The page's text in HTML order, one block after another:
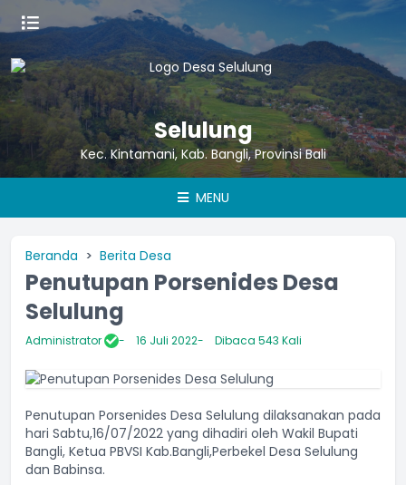
Selulung
Kec. Kintamani, Kab. Bangli, Provinsi Bali
MENU
Beranda Berita Desa
Penutupan Porsenides Desa
Selulung
Administrator 16 Juli 2022 Dibaca 543 Kali
Penutupan Porsenides Desa Selulung dilaksanakan pada
hari Sabtu,16/07/2022 yang dihadiri oleh Wakil Bupati
Bangli, Ketua PBVSI Kab.Bangli,Perbekel Desa Selulung
dan Babinsa.